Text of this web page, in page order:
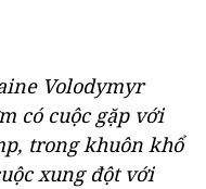
Volodymyr
có cuộc gặp với
trong khuôn khổ
xung đột với